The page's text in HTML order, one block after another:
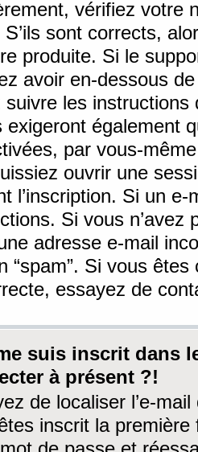
vérifiez votre
S’ils sont corrects,
produite. Si le
avoir en-dessous
suivre les
exigeront également
par vous-
ouvrir une
l’inscription. Si un
Si vous n’avez
adresse e-mail
“spam”. Si vous
essayez de
suis inscrit dans
à présent ?!
de localiser l’e-
inscrit la première